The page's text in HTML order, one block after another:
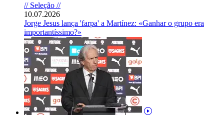
// Seleção //
10.07.2026
Jorge Jesus lança 'farpa' a Martínez: «Ganhar o grupo era
importantíssimo?»